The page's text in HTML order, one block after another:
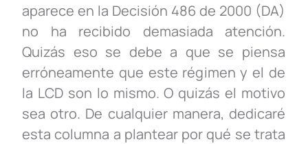
aparece en la Decisión 486 de 2000 (DA)
no ha recibido demasiada atención.
Quizás eso se debe a que se piensa
erróneamente que este régimen y el de
la LCD son lo mismo. O quizás el motivo
sea otro. De cualquier manera, dedicaré
esta columna a plantear por qué se trata